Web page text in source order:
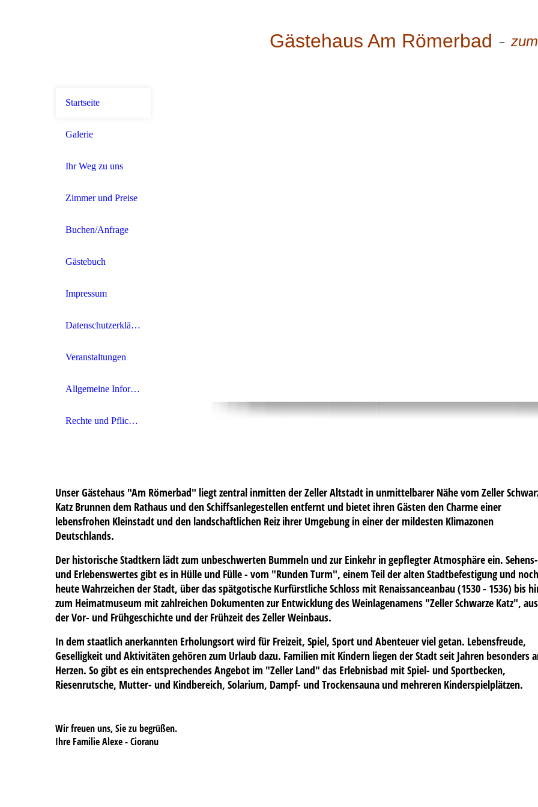
Gästehaus Am Römerbad –
Startseite
Galerie
Ihr Weg zu uns
Zimmer und Preise
Buchen/Anfrage
Gästebuch
Impressum
Datenschutzerklärung
Veranstaltungen
Allgemeine Informationen
Rechte und Pflichten
Unser Gästehaus "Am Römerbad" liegt zentral inmitten der Zeller Altstadt in unmittelbarer Nähe vom Zeller
Katz Brunnen dem Rathaus und den Schiffsanlegestellen entfernt und bietet ihren Gästen den Charme einer
lebensfrohen Kleinstadt und den landschaftlichen Reiz ihrer Umgebung in einer der mildesten Klimazonen
Deutschlands.
Der historische Stadtkern lädt zum unbeschwerten Bummeln und zur Einkehr in gepflegter Atmosphäre ein. Sehens-
und Erlebenswertes gibt es in Hülle und Fülle - vom "Runden Turm", einem Teil der alten Stadtbefestigung und noch
heute Wahrzeichen der Stadt, über das spätgotische Kurfürstliche Schloss mit Renaissanceanbau (1530 - 1536) bis
zum Heimatmuseum mit zahlreichen Dokumenten zur Entwicklung des Weinlagenamens "Zeller Schwarze Katz", aus
der Vor- und Frühgeschichte und der Frühzeit des Zeller Weinbaus.
In dem staatlich anerkannten Erholungsort wird für Freizeit, Spiel, Sport und Abenteuer viel getan. Lebensfreude,
Geselligkeit und Aktivitäten gehören zum Urlaub dazu. Familien mit Kindern liegen der Stadt seit Jahren besonders
Herzen. So gibt es ein entsprechendes Angebot im "Zeller Land" das Erlebnisbad mit Spiel- und Sportbecken,
Riesenrutsche, Mutter- und Kindbereich, Solarium, Dampf- und Trockensauna und mehreren Kinderspielplätzen.
Wir freuen uns, Sie zu begrüßen.
Ihre Familie Alexe - Cioranu